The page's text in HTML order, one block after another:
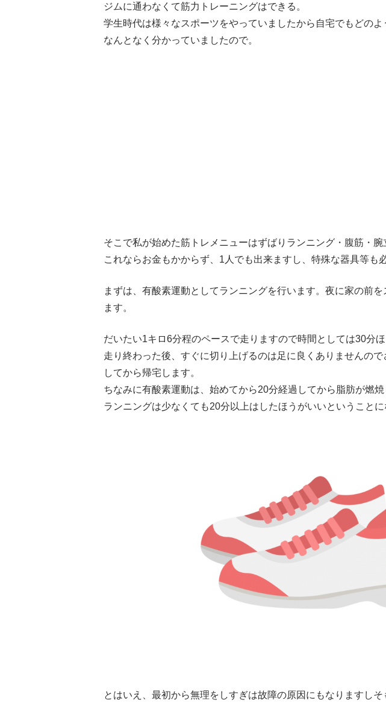
ジムに通わなくて筋力トレーニングはできる。
学生時代は様々なスポーツをやっていましたから自宅でもどの
なんとなく分かっていましたので。
そこで私が始めた筋トレメニューはずばりランニング・腹筋・
これならお金もかからず、1人でも出来ますし、特殊な器具等も
まずは、有酸素運動としてランニングを行います。夜に家の前
ます。
だいたい1キロ6分程のペースで走りますので時間としては30分ほ
走り終わった後、すぐに切り上げるのは足に良くありませんの
してから帰宅します。
ちなみに有酸素運動は、始めてから20分経過してから脂肪が燃
ランニングは少なくても20分以上はしたほうがいいということに
とはいえ、最初から無理をしすぎは故障の原因にもなりますし